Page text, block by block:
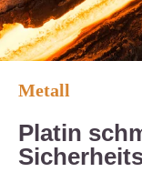
Metall
Platin